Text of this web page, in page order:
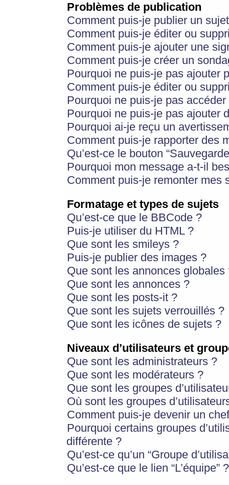
Problèmes de publication
Comment puis-je publier un
Comment puis-je éditer ou
Comment puis-je ajouter une
Comment puis-je créer un
Pourquoi ne puis-je pas ajouter
Comment puis-je éditer ou
Pourquoi ne puis-je pas
Pourquoi ne puis-je pas ajouter
Pourquoi ai-je reçu un
Comment puis-je rapporter des
Qu’est-ce le bouton
Pourquoi mon message a-t-il
Comment puis-je remonter mes
Formatage et types de sujets
Qu’est-ce que le BBCode ?
Puis-je utiliser du HTML ?
Que sont les smileys ?
Puis-je publier des images ?
Que sont les annonces globales
Que sont les annonces ?
Que sont les posts-it ?
Que sont les sujets verrouillés ?
Que sont les icônes de sujets ?
Niveaux d’utilisateurs et
Que sont les administrateurs ?
Que sont les modérateurs ?
Que sont les groupes
Où sont les groupes
Comment puis-je devenir un
Pourquoi certains groupes
différente ?
Qu’est-ce qu’un “Groupe
Qu’est-ce que le lien “L’équipe” ?